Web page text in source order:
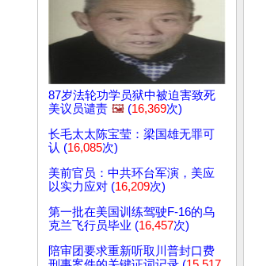
87岁法轮功学员狱中被迫害致死
美议员谴责 🖼️ (16,369次)
长毛太太陈宝莹：梁国雄无罪可
认 (16,085次)
美前官员：中共环台军演，美应
以实力应对 (16,209次)
第一批在美国训练驾驶F-16的乌
克兰飞行员毕业 (16,457次)
陪审团要求重新听取川普封口费